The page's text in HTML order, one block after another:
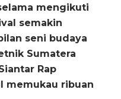
mengikuti
semakin
seni budaya
Sumatera
Rap
memukau ribuan